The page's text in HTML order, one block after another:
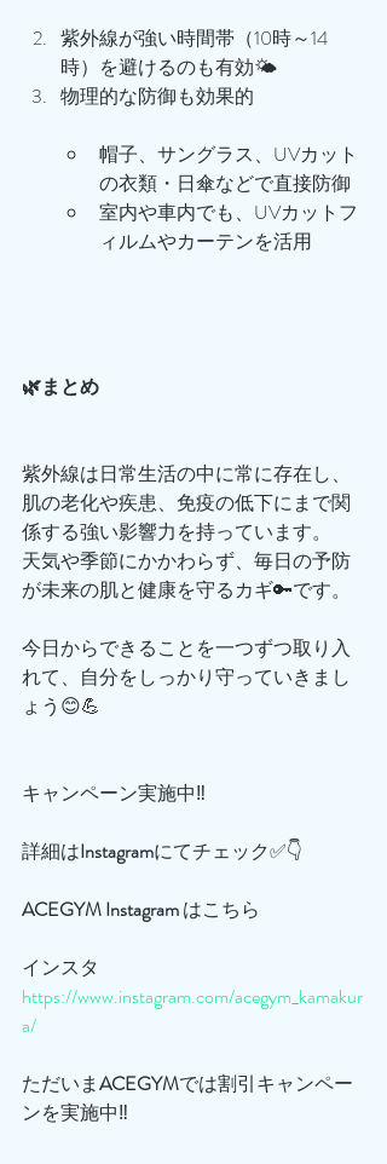
紫外線が強い時間帯（10時～14
時）を避けるのも有効🌤️
物理的な防御も効果的
帽子、サングラス、UVカット
の衣類・日傘などで直接防御
室内や車内でも、UVカットフ
ィルムやカーテンを活用
🌿まとめ
紫外線は日常生活の中に常に存在し、
肌の老化や疾患、免疫の低下にまで関
係する強い影響力を持っています。
天気や季節にかかわらず、毎日の予防
が未来の肌と健康を守るカギ🔑です。
今日からできることを一つずつ取り入
れて、自分をしっかり守っていきまし
ょう😊💪
キャンペーン実施中‼️
詳細はInstagramにてチェック✅👇
ACEGYMInstagram はこちら
インスタ
https://www.instagram.com/acegym_kamakur
a/
ただいまACEGYMでは割引キャンペー
ンを実施中‼️